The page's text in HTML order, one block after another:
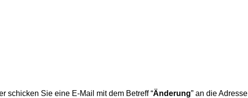
schicken Sie eine E-Mail mit dem Betreff “Änderung” an die Adresse